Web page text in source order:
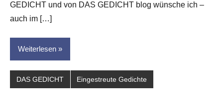
GEDICHT und von DAS GEDICHT blog wünsche ich –
auch im […]
Weiterlesen
DAS GEDICHT Eingestreute Gedichte